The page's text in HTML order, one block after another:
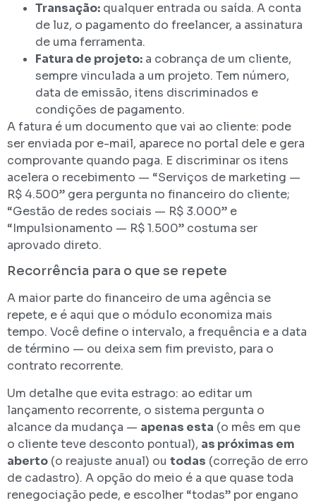
Transação: qualquer entrada ou saída. A conta
de luz, o pagamento do freelancer, a assinatura
de uma ferramenta.
Fatura de projeto: a cobrança de um cliente,
sempre vinculada a um projeto. Tem número,
data de emissão, itens discriminados e
condições de pagamento.
A fatura é um documento que vai ao cliente: pode
ser enviada por e-mail, aparece no portal dele e gera
comprovante quando paga. E discriminar os itens
acelera o recebimento — “Serviços de marketing —
R$ 4.500” gera pergunta no financeiro do cliente;
“Gestão de redes sociais — R$ 3.000” e
“Impulsionamento — R$ 1.500” costuma ser
aprovado direto.
Recorrência para o que se repete
A maior parte do financeiro de uma agência se
repete, e é aqui que o módulo economiza mais
tempo. Você define o intervalo, a frequência e a data
de término — ou deixa sem fim previsto, para o
contrato recorrente.
Um detalhe que evita estrago: ao editar um
lançamento recorrente, o sistema pergunta o
alcance da mudança — apenas esta (o mês em que
o cliente teve desconto pontual), as próximas em
aberto (o reajuste anual) ou todas (correção de erro
de cadastro). A opção do meio é a que quase toda
renegociação pede, e escolher “todas” por engano